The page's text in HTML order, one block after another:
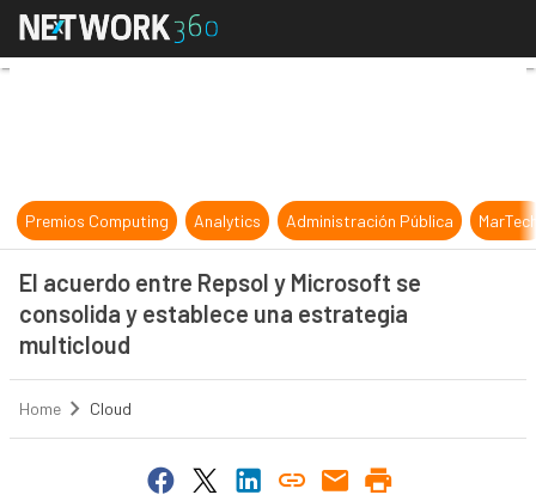
El acuerdo entre Repsol y
Premios Computing Analytics Administración Pública
El acuerdo entre Repsol y Microsoft se
consolida y establece una estrategia
multicloud
Home Cloud